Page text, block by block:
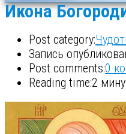
Икона
Post category:
Запись
Post comments:0
Reading time:2